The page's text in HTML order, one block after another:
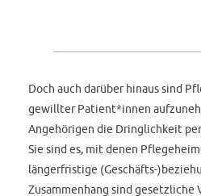
Doch auch darüber hinaus sind
gewillter Patient*innen
Angehörigen die Dringlichkeit
Sie sind es, mit denen
längerfristige (Geschäfts-
Zusammenhang sind gesetzliche